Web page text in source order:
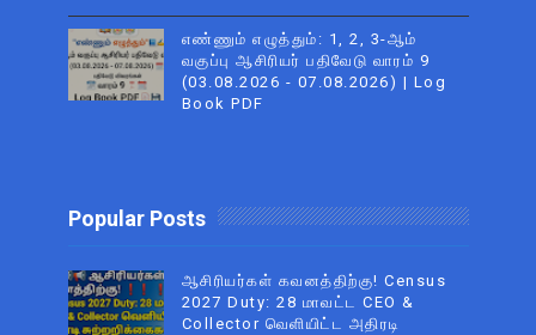
எண்ணும் எழுத்தும்: 1, 2, 3-ஆம்
வகுப்பு ஆசிரியர் பதிவேடு வாரம் 9
(03.08.2026 - 07.08.2026) | Log
Book PDF
Popular Posts
ஆசிரியர்கள் கவனத்திற்கு! Census
2027 Duty: 28 மாவட்ட CEO &
Collector வெளியிட்ட அதிரடி